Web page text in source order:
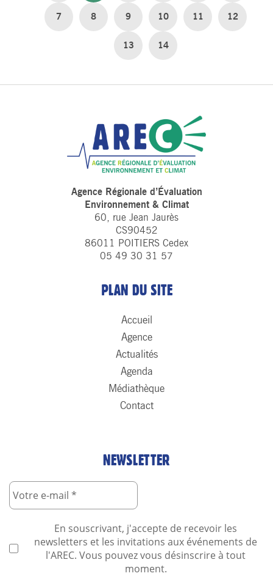
7 8 9 10 11 12
13 14
Agence Régionale d’Évaluation
Environnement & Climat
60, rue Jean Jaurès
CS90452
86011 POITIERS Cedex
05 49 30 31 57
PLAN DU SITE
Accueil
Agence
Actualités
Agenda
Médiathèque
Contact
NEWSLETTER
En souscrivant, j'accepte de recevoir les
newsletters et les invitations aux événements de
l'AREC. Vous pouvez vous désinscrire à tout
moment.